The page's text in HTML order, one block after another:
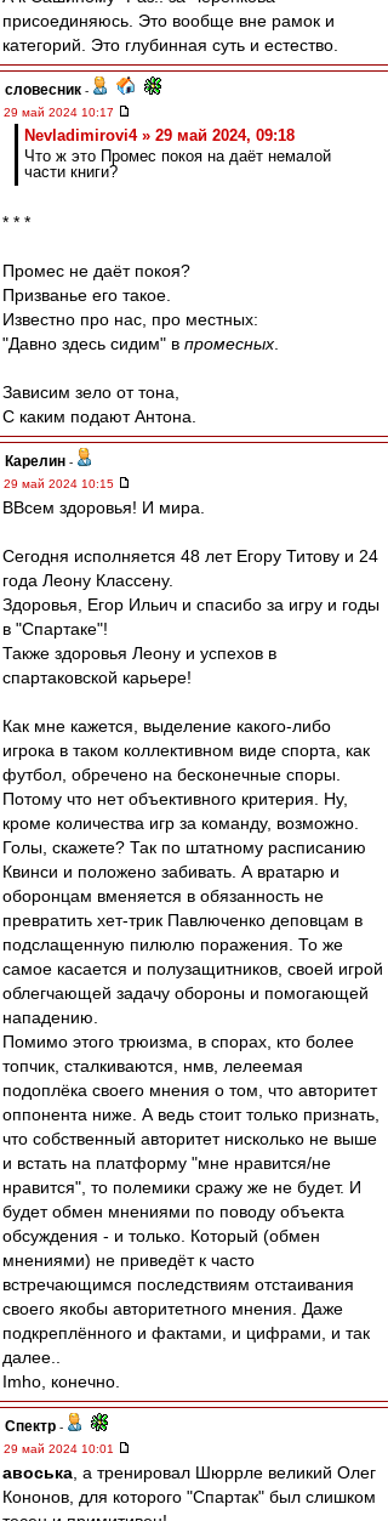
присоединяюсь. Это вообще вне рамок и
категорий. Это глубинная суть и естество.
словесник -
29 май 2024 10:17
Nevladimirovi4 » 29 май 2024, 09:18
Что ж это Промес покоя на даёт немалой
части книги?
* * *
Промес не даёт покоя?
Призванье его такое.
Известно про нас, про местных:
"Давно здесь сидим" в промесных
Зависим зело от тона,
С каким подают Антона.
Карелин -
29 май 2024 10:15
ВВсем здоровья! И мира.
Сегодня исполняется 48 лет Егору Титову и 24
года Леону Классену.
Здоровья, Егор Ильич и спасибо за игру и годы
в "Спартаке"!
Также здоровья Леону и успехов в
спартаковской карьере!
Как мне кажется, выделение какого-либо
игрока в таком коллективном виде спорта, как
футбол, обречено на бесконечные споры.
Потому что нет объективного критерия. Ну,
кроме количества игр за команду, возможно.
Голы, скажете? Так по штатному расписанию
Квинси и положено забивать. А вратарю и
оборонцам вменяется в обязанность не
превратить хет-трик Павлюченко деповцам в
подслащенную пилюлю поражения. То же
самое касается и полузащитников, своей игрой
облегчающей задачу обороны и помогающей
нападению.
Помимо этого трюизма, в спорах, кто более
топчик, сталкиваются, нмв, лелеемая
подоплёка своего мнения о том, что авторитет
оппонента ниже. А ведь стоит только признать,
что собственный авторитет нисколько не выше
и встать на платформу "мне нравится/не
нравится", то полемики сражу же не будет. И
будет обмен мнениями по поводу объекта
обсуждения - и только. Который (обмен
мнениями) не приведёт к часто
встречающимся последствиям отстаивания
своего якобы авторитетного мнения. Даже
подкреплённого и фактами, и цифрами, и так
далее..
Imho, конечно.
Спектр -
29 май 2024 10:01
авоська , а тренировал Шюррле великий Олег
Кононов, для которого "Спартак" был слишком